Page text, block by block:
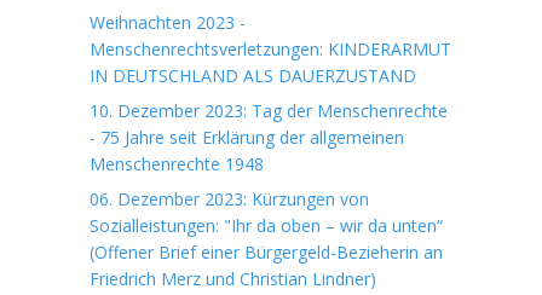
Weihnachten 2023 -
Menschenrechtsverletzungen: KINDERARMUT
IN DEUTSCHLAND ALS DAUERZUSTAND
10. Dezember 2023: Tag der Menschenrechte
- 75 Jahre seit Erklärung der allgemeinen
Menschenrechte 1948
06. Dezember 2023: Kürzungen von
Sozialleistungen: "Ihr da oben – wir da unten“
(Offener Brief einer Bürgergeld-Bezieherin an
Friedrich Merz und Christian Lindner)